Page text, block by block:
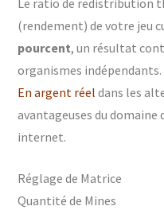
Le ratio de redistribution
(rendement) de votre jeu
pourcent, un résultat
organismes
En argent réel dans les
avantageuses du domaine
internet.
Réglage de Matrice
Quantité de Mines